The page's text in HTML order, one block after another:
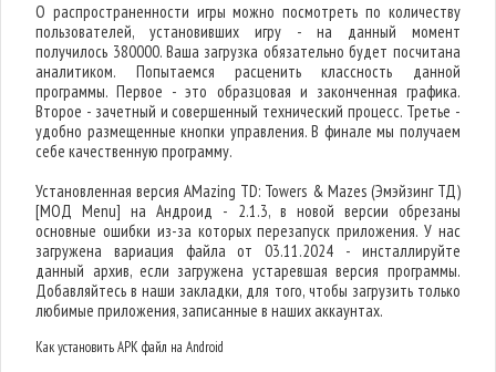
О распространенности игры можно посмотреть по количеству
пользователей, установивших игру - на данный момент
получилось 380000. Ваша загрузка обязательно будет посчитана
аналитиком. Попытаемся расценить классность данной
программы. Первое - это образцовая и законченная графика.
Второе - зачетный и совершенный технический процесс. Третье -
удобно размещенные кнопки управления. В финале мы получаем
себе качественную программу.
Установленная версия AMazing TD: Towers & Mazes (Эмэйзинг ТД)
[МОД Menu] на Андроид - 2.1.3, в новой версии обрезаны
основные ошибки из-за которых перезапуск приложения. У нас
загружена вариация файла от 03.11.2024 - инсталлируйте
данный архив, если загружена устаревшая версия программы.
Добавляйтесь в наши закладки, для того, чтобы загрузить только
любимые приложения, записанные в наших аккаунтах.
Как установить APK файл на Android